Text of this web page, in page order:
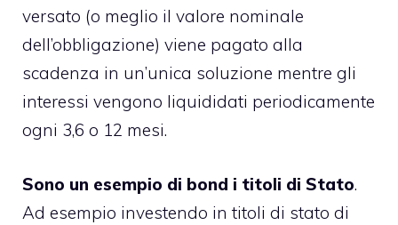
versato (o meglio il valore nominale
dell’obbligazione) viene pagato alla
scadenza in un’unica soluzione mentre gli
interessi vengono liquididati periodicamente
ogni 3,6 o 12 mesi.
Sono un esempio di bond i titoli di Stato.
Ad esempio investendo in titoli di stato di